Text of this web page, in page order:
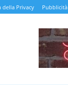
della Privacy Pubblicità